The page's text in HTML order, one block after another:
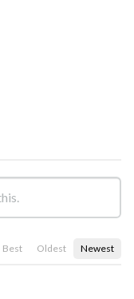
Best Oldest Newest